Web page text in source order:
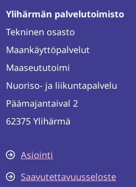
Ylihärmän palvelutoimisto
Tekninen osasto
Maankäyttöpalvelut
Maaseututoimi
Nuoriso- ja liikuntapalvelu
Päämajantaival 2
62375 Ylihärmä
Asiointi
Saavutettavuusseloste